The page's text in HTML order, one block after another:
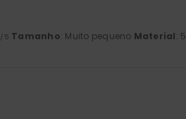
/5 Tamanho: Muito pequeno Material: 5